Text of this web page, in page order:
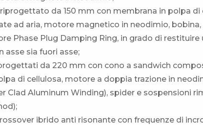
riprogettato da 150 mm con membrana in polpa
ad aria, motore magnetico in neodimio,
Phase Plug Damping Ring, in grado di
asse sia fuori asse;
da 220 mm con cono a sandwich
di cellulosa, motore a doppia trazione in
Clad Aluminum Winding), spider e sospensioni
ibrido anti risonante con frequenze di